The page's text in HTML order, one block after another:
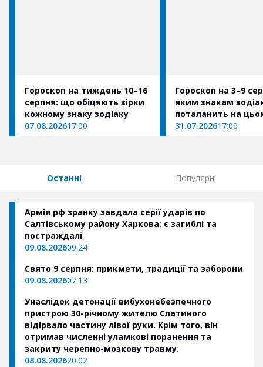
Гороскоп на тиждень 10–16
серпня: що обіцяють зірки
кожному знаку зодіаку
07.08.202617:00
Гороскоп на 3–9
яким знакам
поталанить на
31.07.202617:00
Останні Популярні
Армія рф зранку завдала серії ударів по
Салтівському району Харкова: є загиблі та
постраждалі
09.08.202609:24
Свято 9 серпня: прикмети, традиції та заборони
09.08.202607:13
Унаслідок детонації вибухонебезпечного
пристрою 30-річному жителю Слатиного
відірвало частину лівої руки. Крім того, він
отримав численні уламкові поранення та
закриту черепно-мозкову травму.
08.08.202620:02